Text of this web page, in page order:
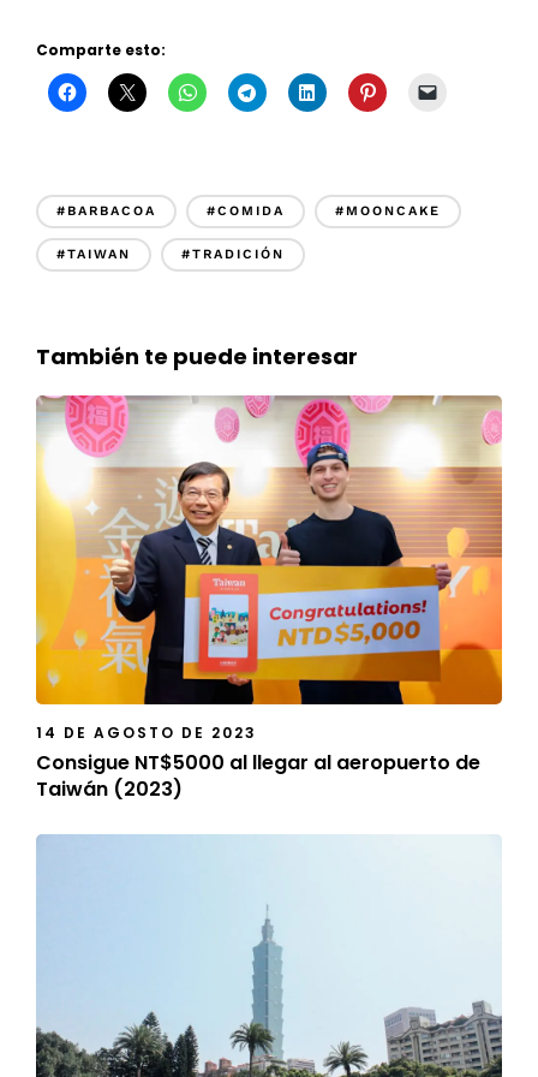
Comparte esto:
#BARBACOA #COMIDA #MOONCAKE
#TAIWAN #TRADICIÓN
También te puede interesar
14 DE AGOSTO DE 2023
Consigue NT$5000 al llegar al aeropuerto de
Taiwán (2023)